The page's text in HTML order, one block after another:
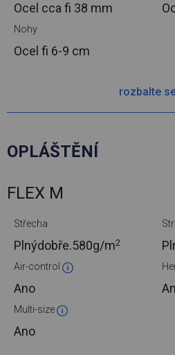
Ocel ccafi 38 mm
Nohy
Ocel fi 6-9 cm
rozbalte
OPLÁŠTĚNÍ
FLEX M
Střecha
Plnýdobře.580g/m2
Air-control
Ano
Multi-size
Ano